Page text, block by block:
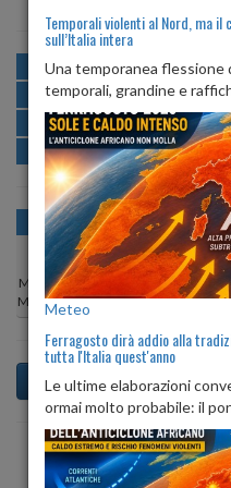
MATTINA
POMERIGGIO
SERA
NOTTE
OGGI
Min:
30°C
Max:32°C
LUN 10
Min:
Max:30°C
MAR 11
Min:29°C
Max:31°C
Min:
Previsioni del Tempo a
Temporali violenti al Nord, ma
sull’Italia intera
Una temporanea flessione
temporali, grandine e
Meteo
Ferragosto dirà addio alla
tutta l'Italia quest'anno
Le ultime elaborazioni
ormai molto probabile: il